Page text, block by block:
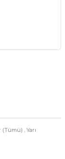
(Tümü) , Yarı